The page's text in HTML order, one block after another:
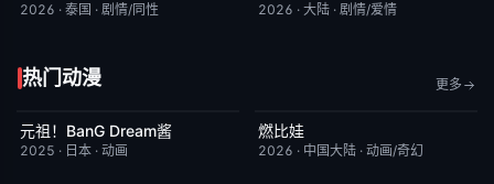
2026 · 泰国 · 剧情/同性 2026 · 大陆 · 剧情/爱情
热门动漫 更多
更新至第44集
元祖！BanG Dream酱
2025 · 日本 · 动画
今日更新
燃比娃
2026 · 中国大陆 · 动画/奇幻